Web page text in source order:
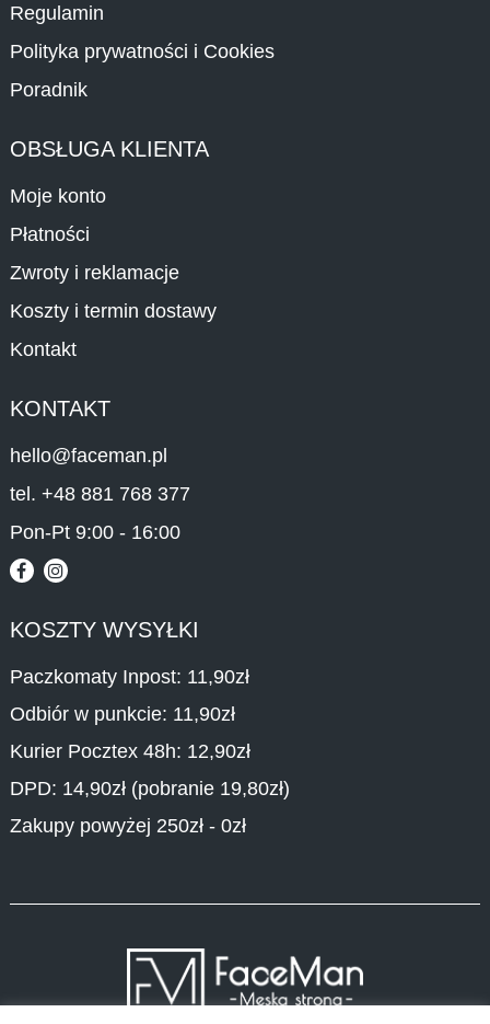
Regulamin
Polityka prywatności i Cookies
Poradnik
OBSŁUGA KLIENTA
Moje konto
Płatności
Zwroty i reklamacje
Koszty i termin dostawy
Kontakt
KONTAKT
hello@faceman.pl
tel. +48 881 768 377
Pon-Pt 9:00 - 16:00
KOSZTY WYSYŁKI
Paczkomaty Inpost: 11,90zł
Odbiór w punkcie: 11,90zł
Kurier Pocztex 48h: 12,90zł
DPD: 14,90zł (pobranie 19,80zł)
Zakupy powyżej 250zł - 0zł